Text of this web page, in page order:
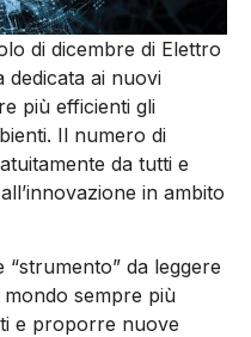
di dicembre di Elettro
dedicata ai nuovi
più efficienti gli
Il numero di
da tutti e
in ambito
“strumento” da leggere
sempre più
e proporre nuove